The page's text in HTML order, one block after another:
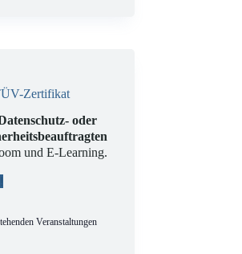
Zertifikat
oder
und E-Learning.
Veranstaltungen